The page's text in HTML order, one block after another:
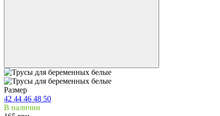
Размер
42 44 46 48 50
В наличии